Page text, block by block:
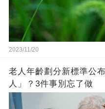
2023/11/20
老人年齡劃分新標準公
人」？3件事別忘了做